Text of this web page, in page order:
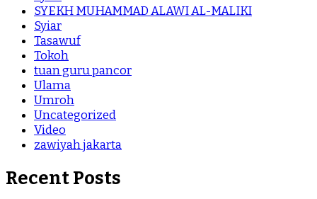
SYEKH MUHAMMAD ALAWI AL-MALIKI
Syiar
Tasawuf
Tokoh
tuan guru pancor
Ulama
Umroh
Uncategorized
Video
zawiyah jakarta
Recent Posts